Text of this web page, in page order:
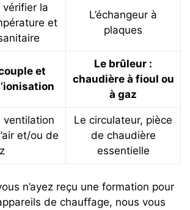
vérifier la
et
L’échangeur à
plaques
et
Le brûleur :
chaudière à fioul ou
à gaz
ventilation
et/ou de
Le circulateur, pièce
de chaudière
essentielle
n’ayez reçu une formation pour
de chauffage, nous vous